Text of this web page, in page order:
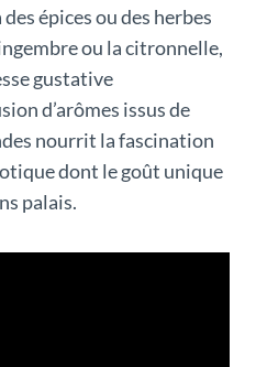
épices ou des herbes
ou la citronnelle,
gustative
d’arômes issus de
nourrit la fascination
dont le goût unique
palais.